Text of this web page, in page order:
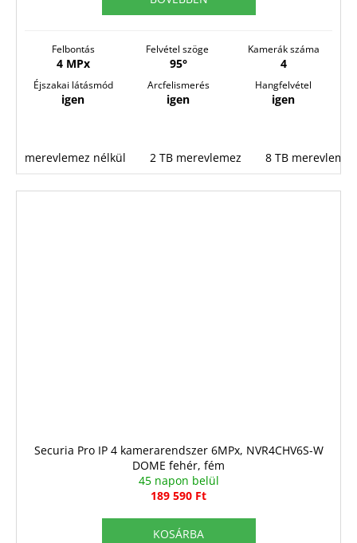
Felbontás
4 MPx
Felvétel szöge
95°
Kamerák száma
4
Éjszakai látásmód
igen
Arcfelismerés
igen
Hangfelvétel
igen
merevlemez nélkül 2 TB merevlemez 8 TB merevlemez
Securia Pro IP 4 kamerarendszer 6MPx, NVR4CHV6S-W
DOME fehér, fém
45 napon belül
189 590 Ft
KOSÁRBA